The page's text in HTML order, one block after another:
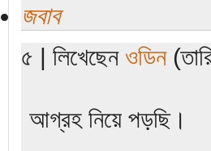
জবাব
৫ | লিখেছেন ওডিন
আগ্রহ নিয়ে পড়ছি।